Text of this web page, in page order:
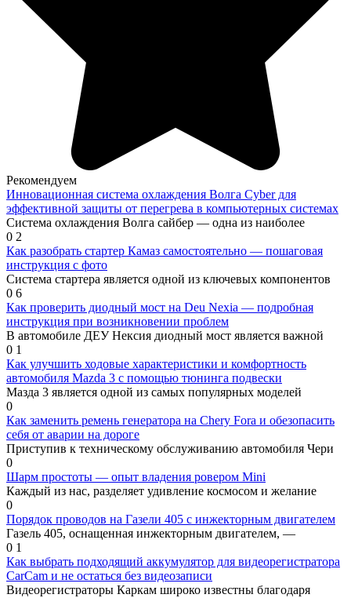
Рекомендуем
Инновационная система охлаждения Волга Cyber для
эффективной защиты от перегрева в компьютерных системах
Система охлаждения Волга сайбер — одна из наиболее
0 2
Как разобрать стартер Камаз самостоятельно — пошаговая
инструкция с фото
Система стартера является одной из ключевых компонентов
0 6
Как проверить диодный мост на Deu Nexia — подробная
инструкция при возникновении проблем
В автомобиле ДЕУ Нексия диодный мост является важной
0 1
Как улучшить ходовые характеристики и комфортность
автомобиля Mazda 3 с помощью тюнинга подвески
Мазда 3 является одной из самых популярных моделей
0
Как заменить ремень генератора на Chery Fora и обезопасить
себя от аварии на дороге
Приступив к техническому обслуживанию автомобиля Чери
0
Шарм простоты — опыт владения ровером Mini
Каждый из нас, разделяет удивление космосом и желание
0
Порядок проводов на Газели 405 с инжекторным двигателем
Газель 405, оснащенная инжекторным двигателем, —
0 1
Как выбрать подходящий аккумулятор для видеорегистратора
CarCam и не остаться без видеозаписи
Видеорегистраторы Каркам широко известны благодаря